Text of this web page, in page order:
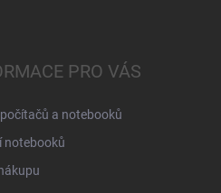
PRO VÁS
a notebooků
notebooků